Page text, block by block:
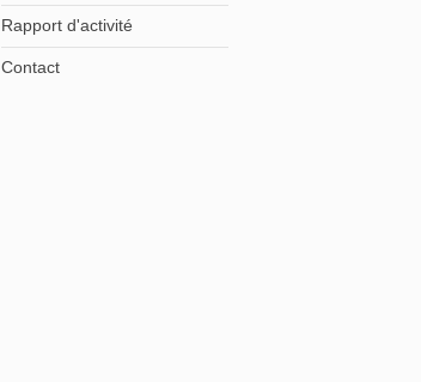
Rapport d'activité
Contact